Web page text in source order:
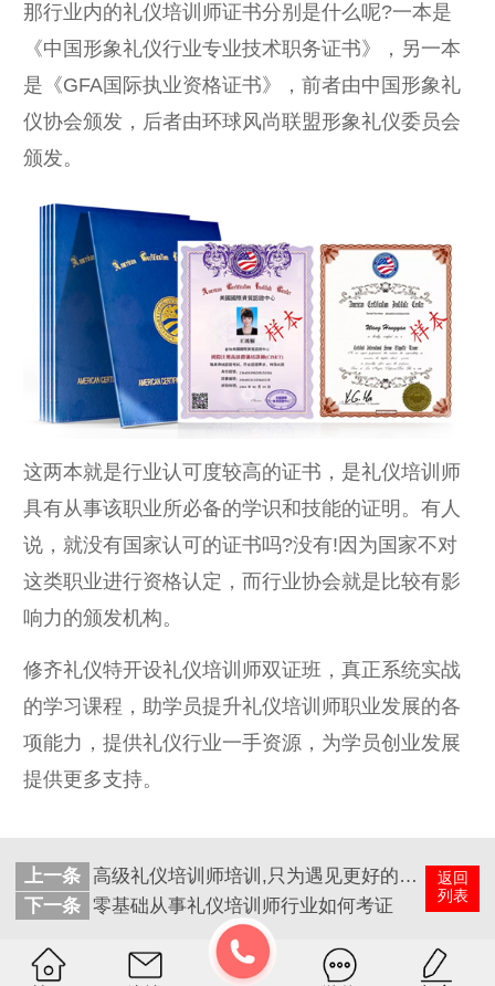
那行业内的礼仪培训师证书分别是什么呢?一本是
《中国形象礼仪行业专业技术职务证书》，另一本
是《GFA国际执业资格证书》，前者由中国形象礼
仪协会颁发，后者由环球风尚联盟形象礼仪委员会
颁发。
这两本就是行业认可度较高的证书，是礼仪培训师
具有从事该职业所必备的学识和技能的证明。有人
说，就没有国家认可的证书吗?没有!因为国家不对
这类职业进行资格认定，而行业协会就是比较有影
响力的颁发机构。
修齐礼仪特开设礼仪培训师双证班，真正系统实战
的学习课程，助学员提升礼仪培训师职业发展的各
项能力，提供礼仪行业一手资源，为学员创业发展
提供更多支持。
返回
列表
上一条
高级礼仪培训师培训,只为遇见更好的自己
下一条 零基础从事礼仪培训师行业如何考证